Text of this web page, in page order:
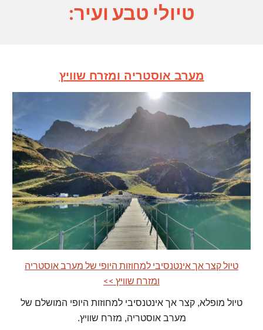
טיולי טבע ועיר:
מערב אוסטריה ומזרח שוויץ
טיול קצר אך אינטנסיבי למחוזות היופי של מערב אוסטריה
ומזרח שוויץ >>
טיול מופלא, קצר אך אינטנסיבי למחוזות היופי המושלם של
מערב אוסטריה, מזרח שוויץ.